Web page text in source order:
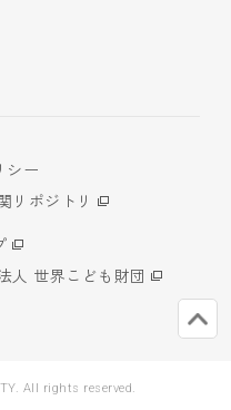
シー
リポジトリ
人 世界こども財団
All rights reserved.